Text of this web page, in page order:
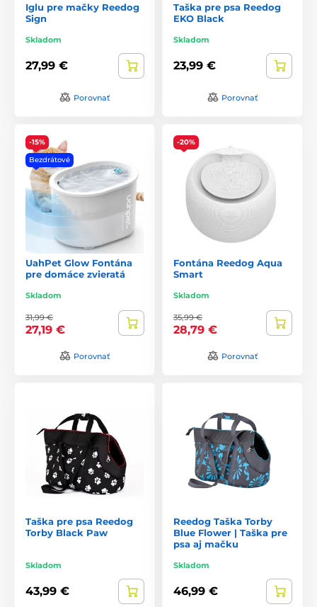
Iglu pre mačky Reedog
Sign
Skladom
27,99 €
Porovnať
Taška pre psa Reedog
EKO Black
Skladom
23,99 €
Porovnať
-15%
Bezdrátové
UahPet Glow Fontána
pre domáce zvieratá
Skladom
31,99 €
27,19 €
Porovnať
-20%
Fontána Reedog Aqua
Smart
Skladom
35,99 €
28,79 €
Porovnať
Taška pre psa Reedog
Torby Black Paw
Skladom
43,99 €
Reedog Taška Torby
Blue Flower | Taška pre
psa aj mačku
Skladom
46,99 €